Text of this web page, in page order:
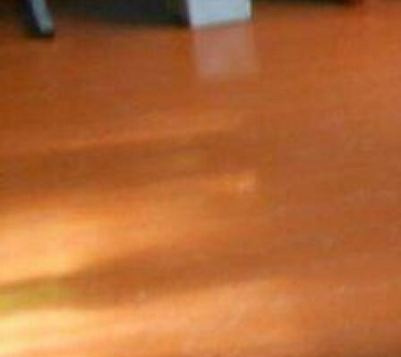
Вспоминается в связи с этим яркий случай. Первоклассник-
курильщик схлестнулся на уроке с учительницей, и в ответ не
её замечание обозвал "ведьмой". Спустя какое-то время в
потащил на школьный двор, где тлели на костре и нещадно
мальчишку в нашей школе не видели... А теперь задумайтесь,
или его друзей был мобильный телефон? И другие случаи
были, когда выведенная из себя завуч могла внезапно
стукнуть лежащей на столе книгой по столешнице так, что не
ним. Или линейка прилетала по затылку. Сами выводили --
сами получали. И это было справедливо. Но мы всё равно
любили своих учителей и не держали на них зла, хотя и не
понимали до конца, что они желают нам только добра.
Возникает вопрос, как будет регулироваться ношение
телефонов в школу? Мобилы есть почти у каждого ученика,
начиная с первоклашек. Запретить приносить в школу --